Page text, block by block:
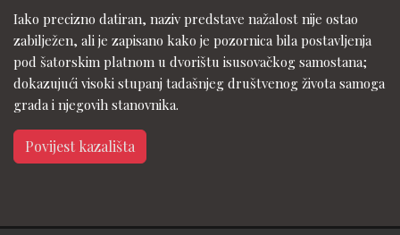
Iako precizno datiran, naziv predstave nažalost nije ostao
zabilježen, ali je zapisano kako je pozornica bila postavljenja
pod šatorskim platnom u dvorištu isusovačkog samostana;
dokazujući visoki stupanj tadašnjeg društvenog života samoga
grada i njegovih stanovnika.
Povijest kazališta